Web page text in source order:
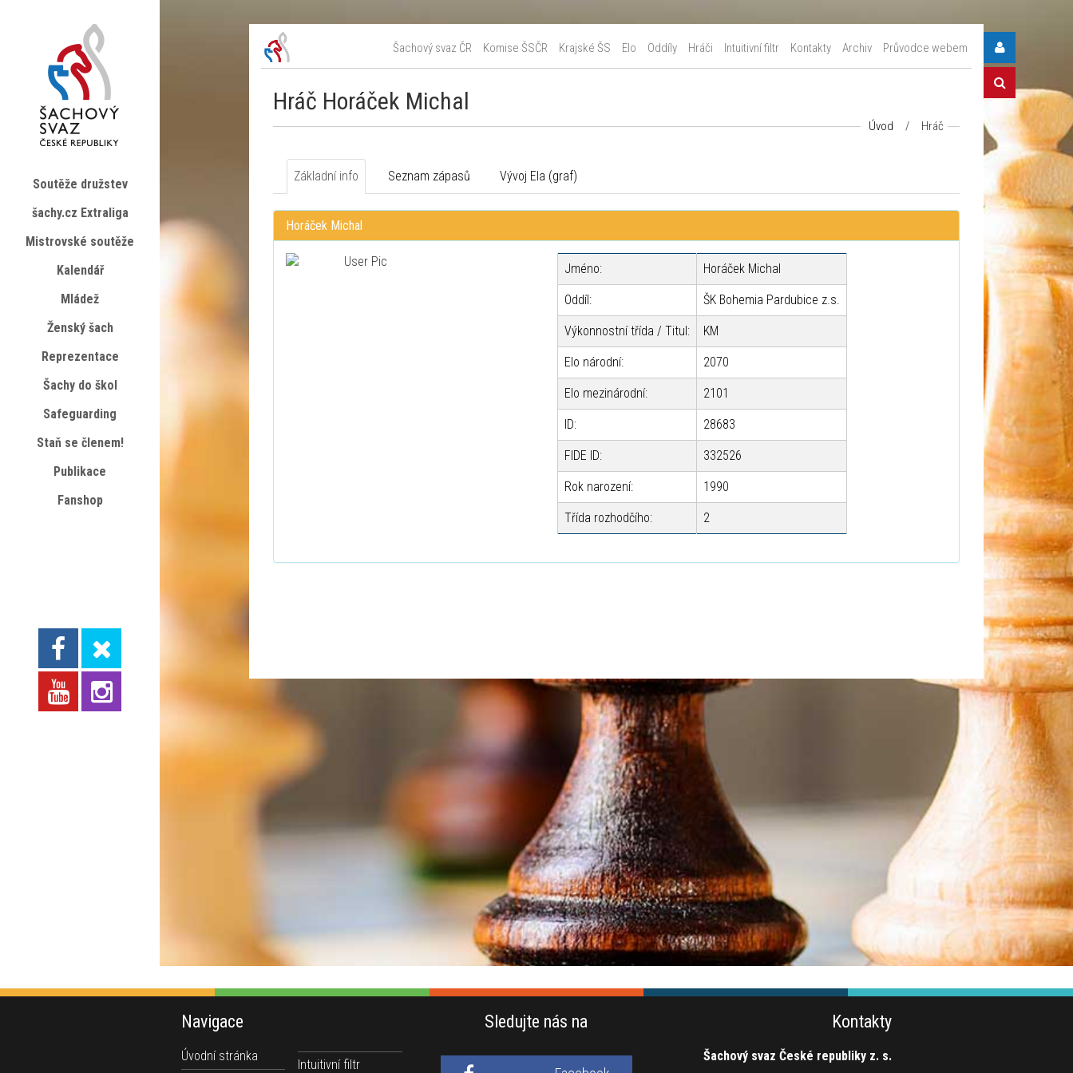
Šachový svaz ČR Komise ŠSČR Krajské ŠS Elo Oddíly Hráči Intuitivní filtr Kontakty Archiv Průvodce webem
Hráč Horáček Michal
Úvod / Hráč
Základní info Seznam zápasů Vývoj Ela (graf)
Horáček Michal
Jméno: Horáček Michal
Oddíl: ŠK Bohemia Pardubice z.s.
Výkonnostní třída / Titul: KM
Elo národní: 2070
Elo mezinárodní: 2101
ID: 28683
FIDE ID: 332526
Rok narození: 1990
Třída rozhodčího: 2
Soutěže družstev
šachy.cz Extraliga
Mistrovské soutěže
Kalendář
Mládež
Ženský šach
Reprezentace
Šachy do škol
Safeguarding
Staň se členem!
Publikace
Fanshop
Navigace
Úvodní stránka
Intuitivní filtr
Sledujte nás na Kontakty
Šachový svaz České republiky z. s.